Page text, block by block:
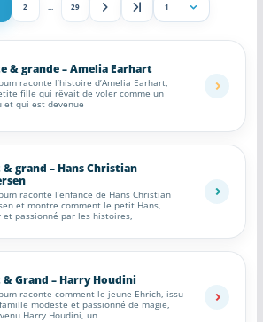
2 29
Aller
à
la
page
& grande – Amelia Earhart
raconte l’histoire d’Amelia Earhart,
fille qui rêvait de voler comme un
et qui est devenue
grand – Hans Christian
raconte l’enfance de Hans Christian
et montre comment le petit Hans,
et passionné par les histoires,
Grand – Harry Houdini
raconte comment le jeune Ehrich, issu
famille modeste et passionné de magie,
Harry Houdini, un